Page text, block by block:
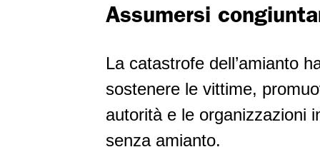
Assumersi
La catastrofe dell’amianto
sostenere le vittime,
autorità e le organizzazioni
senza amianto.